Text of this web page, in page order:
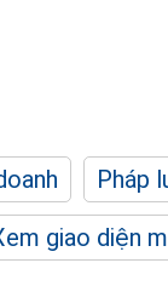
Pháp
giao diện